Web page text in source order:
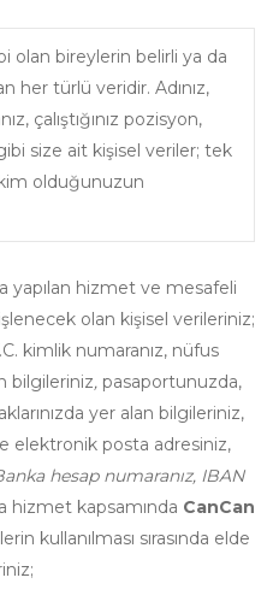
olan bireylerin belirli ya da
her türlü veridir. Adınız,
çalıştığınız pozisyon,
size ait kişisel veriler; tek
olduğunuzun
yapılan hizmet ve mesafeli
olan kişisel verileriniz;
kimlik numaranız, nüfus
bilgileriniz, pasaportunuzda,
yer alan bilgileriniz,
elektronik posta adresiniz,
hesap numaranız, IBAN
hizmet kapsamında CanCan
kullanılması sırasında elde